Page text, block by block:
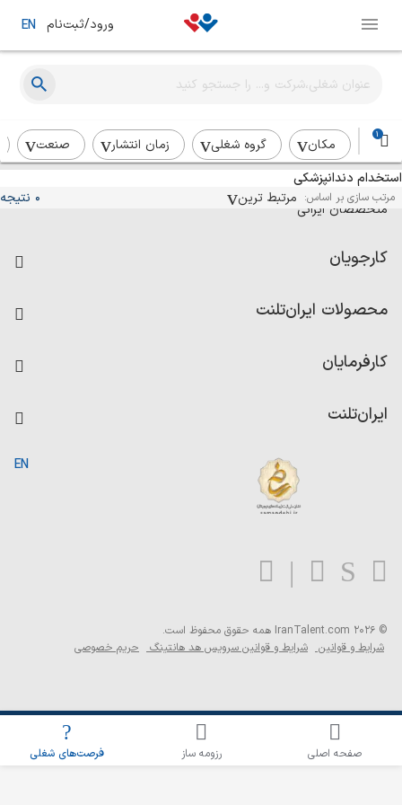
ورود/ثبت‌نام EN
1
مکان گروه شغلی زمان انتشار
صنعت
استخدام دندانپزشکی
مرتب سازی بر اساس: مرتبط ترین 0 نتیجه
اطلاع‌رسانی شغلی را برای این جستجو فعال کنید
آگهی‌های استخدام و همکاری برای
متخصصان ایرانی
کارجویان
رزومه ساز
امتیاز شرکت‌ها
محصولات ایران‌تلنت
کاردیکس
کارفرمایان
ایران‌تلنت
بلاگ
EN
© 2026 IranTalent.com
همه حقوق محفوظ است.
شرایط و قوانین شرایط و قوانین سرویس هد هانتینگ حریم خصوصی
صفحه اصلی رزومه ساز فرصت‌های شغلی